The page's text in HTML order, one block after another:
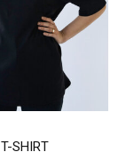
SHIRT